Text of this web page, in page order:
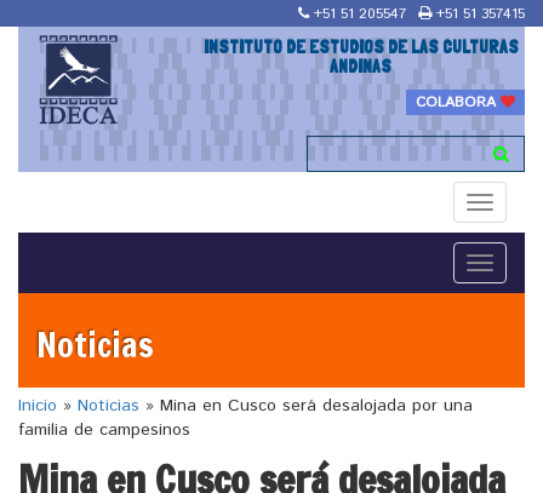
+51 51 205547 +51 51 357415
INSTITUTO DE ESTUDIOS DE LAS CULTURAS
ANDINAS
COLABORA
Toggle
Toggle
Noticias
Inicio » Noticias » Mina en Cusco será desalojada por una
familia de campesinos
Mina en Cusco será desalojada